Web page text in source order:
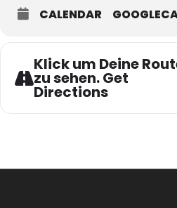
CALENDAR
Klick um Deine
zu sehen. Get
Directions